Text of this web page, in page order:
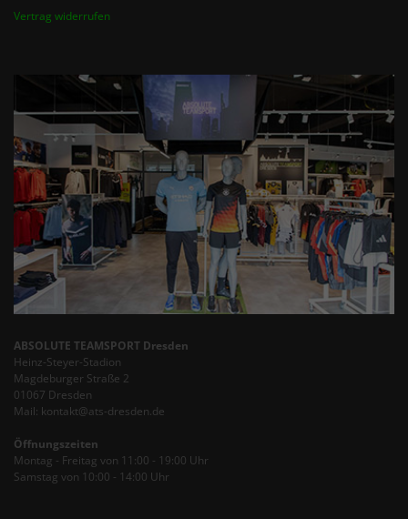
Vertrag widerrufen
ABSOLUTE TEAMSPORT Dresden
Heinz-Steyer-Stadion
Magdeburger Straße 2
01067 Dresden
Mail: kontakt@ats-dresden.de
Öffnungszeiten
Montag - Freitag von 11:00 - 19:00 Uhr
Samstag von 10:00 - 14:00 Uhr